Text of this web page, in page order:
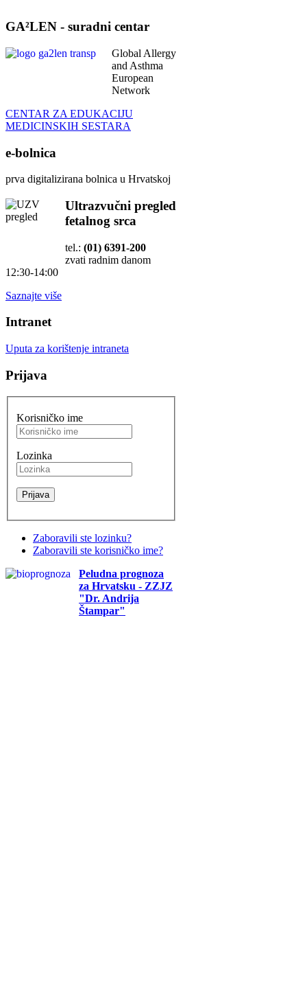
GA²LEN - suradni centar
Global Allergy
and Asthma
European
Network
CENTAR ZA EDUKACIJU
MEDICINSKIH SESTARA
e-bolnica
prva digitalizirana bolnica u Hrvatskoj
Ultrazvučni pregled
fetalnog srca
tel.: (01) 6391-200
zvati radnim danom
12:30-14:00
Saznajte više
Intranet
Uputa za korištenje intraneta
Prijava
Korisničko ime
Lozinka
Zaboravili ste lozinku?
Zaboravili ste korisničko ime?
Peludna prognoza
za Hrvatsku - ZZJZ
"Dr. Andrija
Štampar"